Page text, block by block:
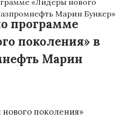
программе
поколения» в
Марин
поколения»